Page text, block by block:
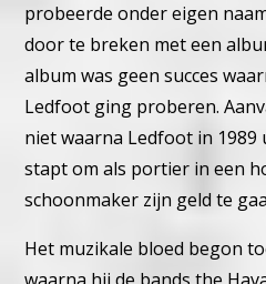
probeerde onder eigen
door te breken met een
album was geen succes
Ledfoot ging proberen.
niet waarna Ledfoot in 1989
stapt om als portier in een
schoonmaker zijn geld te
Het muzikale bloed begon